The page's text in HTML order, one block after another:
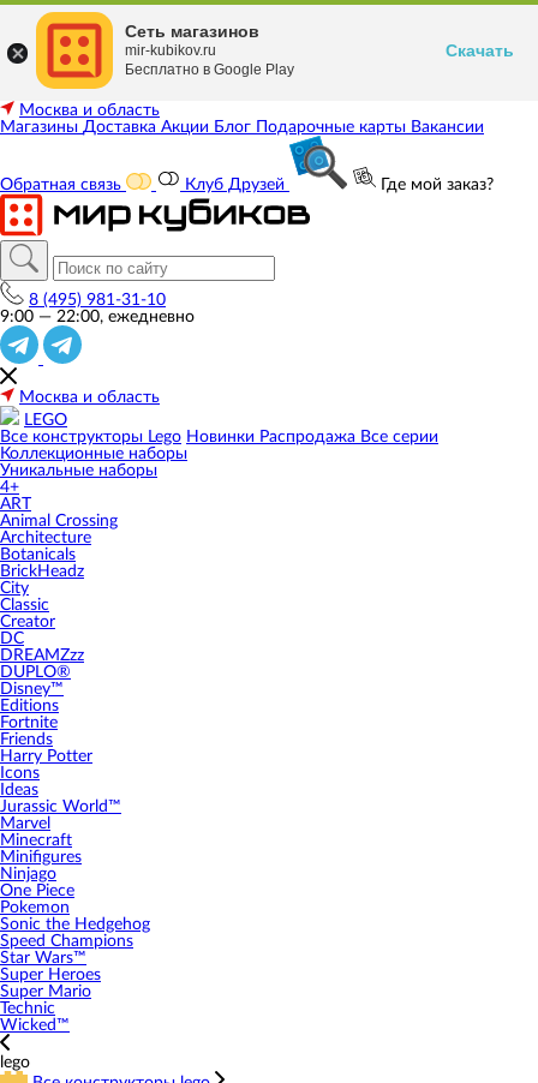
Москва и область
Магазины Доставка Акции Блог Подарочные карты Вакансии
Обратная связь Клуб Друзей Где мой заказ?
8 (495) 981-31-10
9:00 — 22:00, ежедневно
Москва и область
LEGO
Все конструкторы Lego Новинки Распродажа Все серии
Коллекционные наборы
Уникальные наборы
4+
ART
Animal Crossing
Architecture
Botanicals
BrickHeadz
City
Classic
Creator
DC
DREAMZzz
DUPLO®
Disney™
Editions
Fortnite
Friends
Harry Potter
Icons
Ideas
Jurassic World™
Marvel
Minecraft
Minifigures
Ninjago
One Piece
Pokemon
Sonic the Hedgehog
Speed Champions
Star Wars™
Super Heroes
Super Mario
Technic
Wicked™
lego
Сеть магазинов
mir-kubikov.ru
Бесплатно в Google Play
Скачать